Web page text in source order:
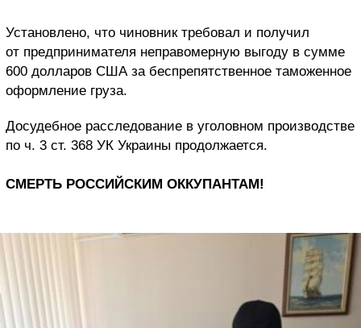
Установлено, что чиновник требовал и получил
от предпринимателя неправомерную выгоду в сумме
600 долларов США за беспрепятственное таможенное
оформление груза.
Досудебное расследование в уголовном производстве
по ч. 3 ст. 368 УК Украины продолжается.
СМЕРТЬ РОССИЙСКИМ ОККУПАНТАМ!